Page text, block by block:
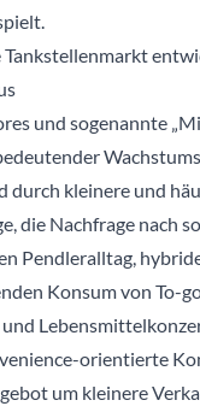
Tankstellenmarkt
und sogenannte
durch kleinere und
die Nachfrage nach
Pendleralltag,
Konsum von To-
orientierte
um kleinere